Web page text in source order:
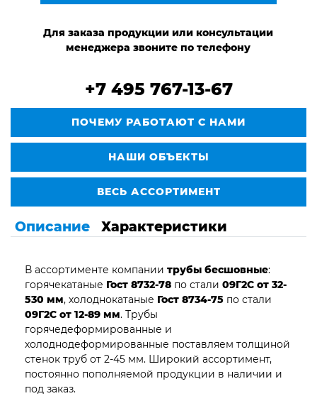
Для заказа продукции или консультации
менеджера звоните по телефону
+7 495 767-13-67
ПОЧЕМУ РАБОТАЮТ С НАМИ
НАШИ ОБЪЕКТЫ
ВЕСЬ АССОРТИМЕНТ
Описание Характеристики
В ассортименте компании трубы бесшовные:
горячекатаные Гост 8732-78 по стали 09Г2С от 32-
530 мм, холоднокатаные Гост 8734-75 по стали
09Г2С от 12-89 мм. Трубы
горячедеформированные и
холоднодеформированные поставляем толщиной
стенок труб от 2-45 мм. Широкий ассортимент,
постоянно пополняемой продукции в наличии и
под заказ.